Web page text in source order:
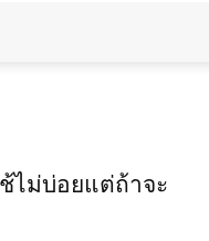
ไม่บ่อยแต่ถ้าจะ